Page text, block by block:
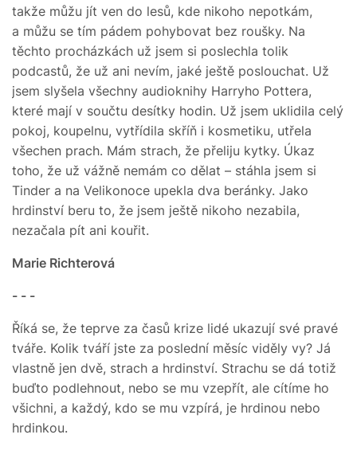
takže můžu jít ven do lesů, kde nikoho nepotkám,
a můžu se tím pádem pohybovat bez roušky. Na
těchto procházkách už jsem si poslechla tolik
podcastů, že už ani nevím, jaké ještě poslouchat. Už
jsem slyšela všechny audioknihy Harryho Pottera,
které mají v součtu desítky hodin. Už jsem uklidila celý
pokoj, koupelnu, vytřídila skříň i kosmetiku, utřela
všechen prach. Mám strach, že přeliju kytky. Úkaz
toho, že už vážně nemám co dělat – stáhla jsem si
Tinder a na Velikonoce upekla dva beránky. Jako
hrdinství beru to, že jsem ještě nikoho nezabila,
nezačala pít ani kouřit.
Marie Richterová
- - -
Říká se, že teprve za časů krize lidé ukazují své pravé
tváře. Kolik tváří jste za poslední měsíc viděly vy? Já
vlastně jen dvě, strach a hrdinství. Strachu se dá totiž
buďto podlehnout, nebo se mu vzepřít, ale cítíme ho
všichni, a každý, kdo se mu vzpírá, je hrdinou nebo
hrdinkou.